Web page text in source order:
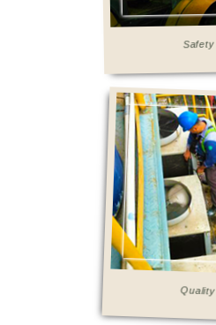
Safety
Quality